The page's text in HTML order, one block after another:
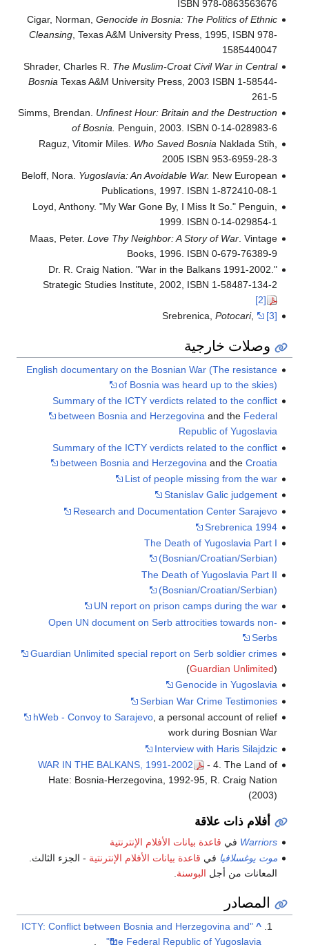
ISBN 978-0863563676
Cigar, Norman, Genocide in Bosnia: The Politics of Ethnic
Cleansing, Texas A&M University Press, 1995, ISBN 978-
1585440047
Shrader, Charles R. The Muslim-Croat Civil War in Central
Bosnia Texas A&M University Press, 2003 ISBN 1-58544-
261-5
Simms, Brendan. Unfinest Hour: Britain and the Destruction
of Bosnia.
Penguin, 2003. ISBN 0-14-028983-6
Raguz, Vitomir Miles. Who Saved BosniaNaklada Stih,
2005 ISBN 953-6959-28-3
Beloff, Nora. Yugoslavia: An Avoidable War. New European
Publications, 1997. ISBN 1-872410-08-1
Loyd, Anthony. "My War Gone By, I Miss It So." Penguin,
1999. ISBN 0-14-029854-1
Maas, Peter. Love Thy Neighbor: A Story of War. Vintage
Books, 1996. ISBN 0-679-76389-9
Dr. R. Craig Nation. "War in the Balkans 1991-2002."
Strategic Studies Institute, 2002, ISBN 1-58487-134-2
[2]
Srebrenica, Potocari, [3]
وصلات خارجية
English documentary on the Bosnian War (The resistance
of Bosnia was heard up to the skies)
Summary of the ICTY verdicts related to the conflict
between Bosnia and Herzegovina and the Federal
Republic of Yugoslavia
Summary of the ICTY verdicts related to the conflict
between Bosnia and Herzegovina and the Croatia
List of people missing from the war
Stanislav Galic judgement
Research and Documentation Center Sarajevo
Srebrenica 1994
The Death of Yugoslavia Part I
(Bosnian/Croatian/Serbian)
The Death of Yugoslavia Part II
(Bosnian/Croatian/Serbian)
UN report on prison camps during the war
Open UN document on Serb attrocities towards non-
Serbs
Guardian Unlimited special report on Serb soldier crimes
(Guardian Unlimited)
Genocide in Yugoslavia
Serbian War Crime Testimonies
hWeb - Convoy to Sarajevo, a personal account of relief
work during Bosnian War
Interview with Haris Silajdzic
WAR IN THE BALKANS, 1991-2002
- 4. The Land of
Hate: Bosnia-Herzegovina, 1992-95, R. Craig Nation
(2003)
أفلام ذات علاقة
Warriors في قاعدة بيانات الأفلام الإنترنتية
موت يوغسلافيا في قاعدة بيانات الأفلام الإنترنتية - الجزء الثالث.
المعانات من أجل البوسنة
المصادر
^
"ICTY: Conflict between Bosnia and Herzegovina and
the Federal Republic of Yugoslavia"
.